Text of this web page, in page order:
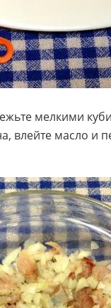
мелкими
влейте масло и